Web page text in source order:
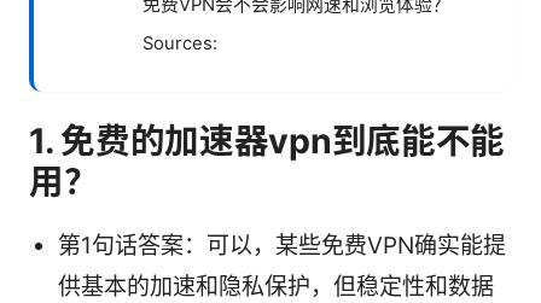
免费VPN会不会影响网速和浏览体验？
Sources:
1. 免费的加速器vpn到底能不能
用？
第1句话答案：可以，某些免费VPN确实能提
供基本的加速和隐私保护，但稳定性和数据